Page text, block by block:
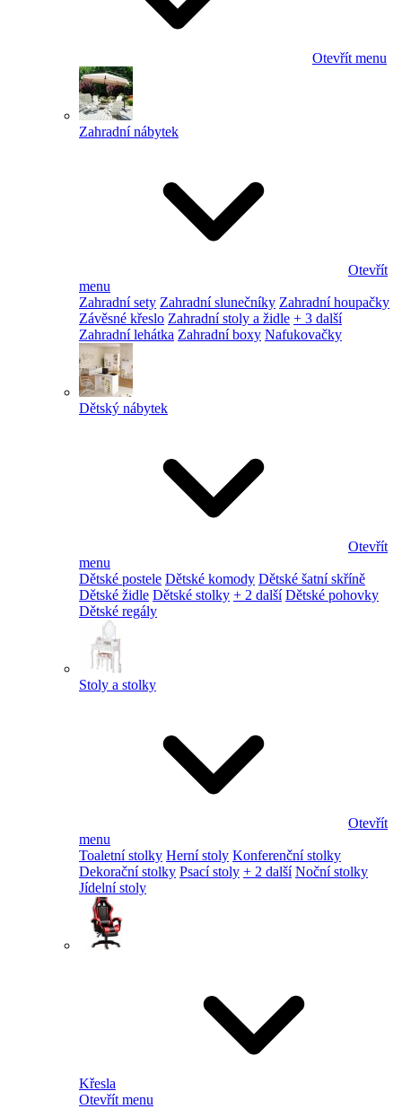
Otevřít menu
Zahradní nábytek
Otevřít
menu
Zahradní sety Zahradní slunečníky Zahradní houpačky
Závěsné křeslo Zahradní stoly a židle + 3 další
Zahradní lehátka Zahradní boxy Nafukovačky
Dětský nábytek
Otevřít
menu
Dětské postele Dětské komody Dětské šatní skříně
Dětské židle Dětské stolky + 2 další Dětské pohovky
Dětské regály
Stoly a stolky
Otevřít
menu
Toaletní stolky Herní stoly Konferenční stolky
Dekorační stolky Psací stoly + 2 další Noční stolky
Jídelní stoly
Křesla
Otevřít menu